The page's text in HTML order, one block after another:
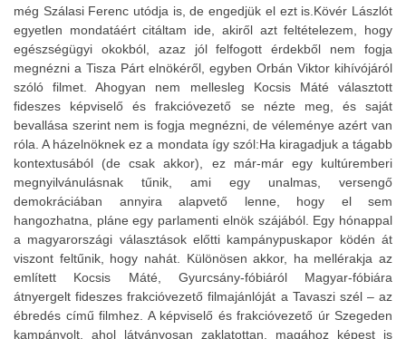
még Szálasi Ferenc utódja is, de engedjük el ezt is.Kövér Lászlót
egyetlen mondatáért citáltam ide, akiről azt feltételezem, hogy
egészségügyi okokból, azaz jól felfogott érdekből nem fogja
megnézni a Tisza Párt elnökéről, egyben Orbán Viktor kihívójáról
szóló filmet. Ahogyan nem mellesleg Kocsis Máté választott
fideszes képviselő és frakcióvezető se nézte meg, és saját
bevallása szerint nem is fogja megnézni, de véleménye azért van
róla. A házelnöknek ez a mondata így szól:Ha kiragadjuk a tágabb
kontextusából (de csak akkor), ez már-már egy kultúremberi
megnyilvánulásnak tűnik, ami egy unalmas, versengő
demokráciában annyira alapvető lenne, hogy el sem
hangozhatna, pláne egy parlamenti elnök szájából. Egy hónappal
a magyarországi választások előtti kampánypuskapor ködén át
viszont feltűnik, hogy nahát. Különösen akkor, ha mellérakja az
említett Kocsis Máté, Gyurcsány-fóbiáról Magyar-fóbiára
átnyergelt fideszes frakcióvezető filmajánlóját a Tavaszi szél – az
ébredés című filmhez. A képviselő és frakcióvezető úr Szegeden
kampányolt, ahol látványosan zaklatottan, magához képest is